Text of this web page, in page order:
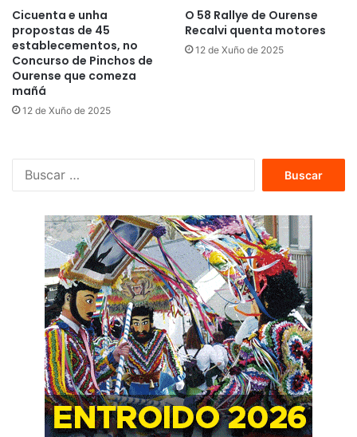
Cicuenta e unha
propostas de 45
establecementos, no
Concurso de Pinchos de
Ourense que comeza
mañá
12 de Xuño de 2025
O 58 Rallye de Ourense
Recalvi quenta motores
12 de Xuño de 2025
c
a
r
: